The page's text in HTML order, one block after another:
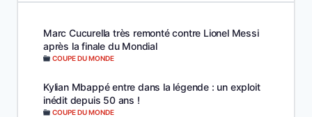
Marc Cucurella très remonté contre Lionel Messi
après la finale du Mondial
COUPE DU MONDE
Kylian Mbappé entre dans la légende : un exploit
inédit depuis 50 ans !
COUPE DU MONDE